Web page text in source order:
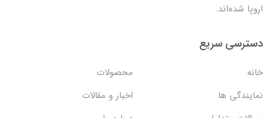
اروپا شده‌اند.
دسترسی سریع
خانه
محصولات
نمایندگی ها
اخبار و مقالات